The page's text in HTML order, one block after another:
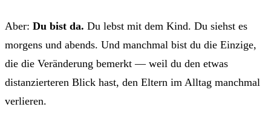
Aber: Du bist da. Du lebst mit dem Kind. Du siehst es
morgens und abends. Und manchmal bist du die Einzige,
die die Veränderung bemerkt — weil du den etwas
distanzierteren Blick hast, den Eltern im Alltag manchmal
verlieren.